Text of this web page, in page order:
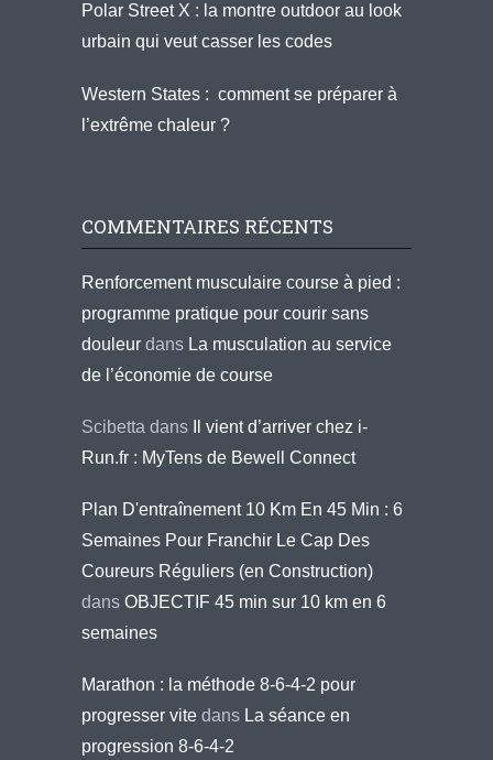
Polar Street X : la montre outdoor au look
urbain qui veut casser les codes
Western States : comment se préparer à
l’extrême chaleur ?
COMMENTAIRES RÉCENTS
Renforcement musculaire course à pied :
programme pratique pour courir sans
douleur dans La musculation au service
de l’économie de course
Scibetta dans
Il vient d’arriver chez i-
Run.fr : MyTens de Bewell Connect
Plan D'entraînement 10 Km En 45 Min : 6
Semaines Pour Franchir Le Cap Des
Coureurs Réguliers (en Construction)
dans OBJECTIF 45 min sur 10 km en 6
semaines
Marathon : la méthode 8-6-4-2 pour
progresser vite dans La séance en
progression 8-6-4-2